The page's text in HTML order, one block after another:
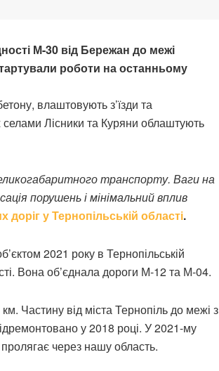
М-30 від Бережан до межі
роботи на останньому
влаштовують з’їзди та
Лісники та Куряни облаштують
транспорту. Ваги на
порушень і мінімальний вплив
у Тернопільській області.
2021 року в Тернопільській
Вона об’єднала дороги М-12 та М-04.
Частину від міста Тернопіль до межі з
у 2018 році. У 2021-му
через нашу область.